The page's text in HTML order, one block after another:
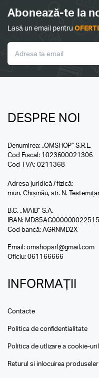
Abonează-te la
Lasă un email pentru
DESPRE NOI
Denumirea: „OMSHOP” S.R.L.
Cod Fiscal: 1023600021306
Cod TVA: 0211368
Adresa juridică / fizică:
mun. Chișinău, str. N.
B.C. „MAIB” S.A.
IBAN:
Cod bancă: AGRNMD2X
Email: omshopsrl@gmail.com
Oficiu: 061166666
INFORMAȚII
Contacte
Politica de confidentialitate
Politica de utlizare a cookie-
Returul si inlocuirea produseler